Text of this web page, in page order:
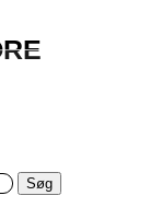
Søg